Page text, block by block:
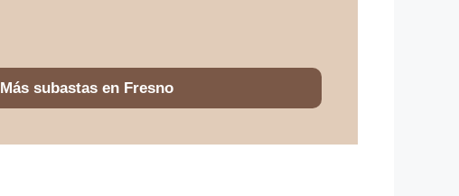
Más subastas en Fresno